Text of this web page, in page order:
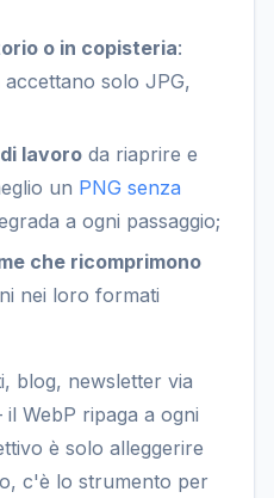
o in copisteria:
solo JPG,
lavoro da riaprire e
un PNG senza
a ogni passaggio;
che ricomprimono
nei loro formati
blog, newsletter via
WebP ripaga a ogni
è solo alleggerire
c'è lo strumento per